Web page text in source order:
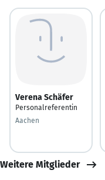
Verena Schäfer
Personalreferentin
Aachen
Weitere Mitglieder